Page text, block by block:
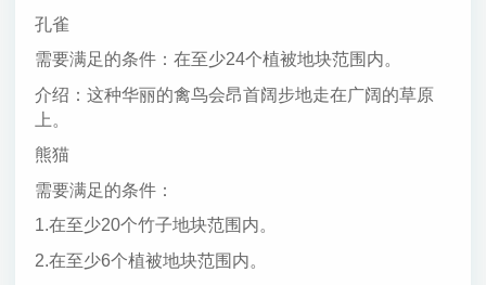
孔雀
需要满足的条件：在至少24个植被地块范围内。
介绍：这种华丽的禽鸟会昂首阔步地走在广阔的草原
上。
熊猫
需要满足的条件：
1.在至少20个竹子地块范围内。
2.在至少6个植被地块范围内。